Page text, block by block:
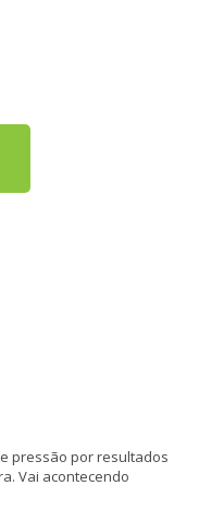
pressão por resultados
Vai aconte­cendo